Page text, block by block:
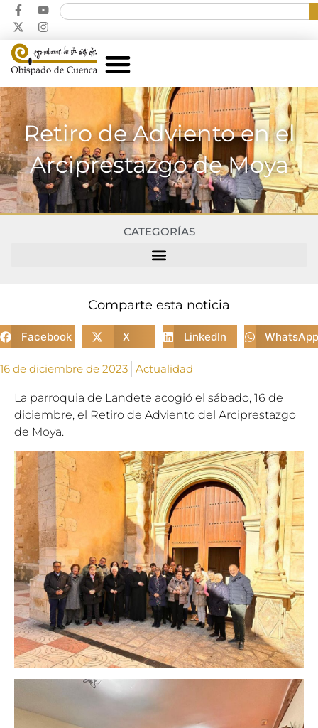
Retiro de Adviento en el
Arciprestazgo de Moya
CATEGORÍAS
Comparte esta noticia
Facebook X LinkedIn WhatsApp
16 de diciembre de 2023 Actualidad
La parroquia de Landete acogió el sábado, 16 de
diciembre, el Retiro de Adviento del Arciprestazgo
de Moya.